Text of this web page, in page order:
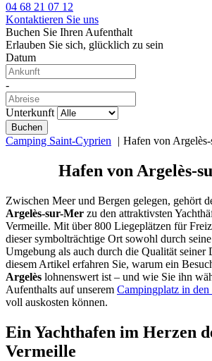
04 68 21 07 12
Kontaktieren Sie uns
Buchen Sie Ihren Aufenthalt
Erlauben Sie sich, glücklich zu sein
Datum
-
Unterkunft
Camping Saint-Cyprien Hafen von
Hafen von Argelès-
Zwischen Meer und Bergen gelegen, gehört
Argelès-sur-Mer zu den attraktivsten
Vermeille. Mit über 800 Liegeplätzen für
dieser symbolträchtige Ort sowohl durch
Umgebung als auch durch die Qualität seiner
diesem Artikel erfahren Sie, warum ein
Argelès lohnenswert ist – und wie Sie ihn
Aufenthalts auf unserem Campingplatz in den
voll auskosten können.
Ein Yachthafen im Herzen
Vermeille